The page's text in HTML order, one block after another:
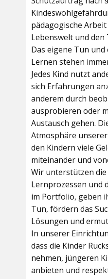
pädagogische
Lebenswelt und den
Das eigene Tun und
Lernen stehen
Jedes Kind nutzt
sich Erfahrungen
anderem durch
ausprobieren oder
Austausch gehen.
Atmosphäre
den Kindern viele
miteinander und
Wir unterstützen
Lernprozessen und
im Portfolio, geben
Tun, fördern das
Lösungen und
In unserer
dass die Kinder
nehmen, jüngeren
anbieten und